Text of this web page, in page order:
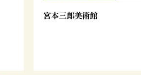
宮本三郎美術館